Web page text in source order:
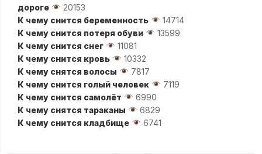
дороге
20153
К чему снится беременность
14714
К чему снится потеря обуви
13599
К чему снится снег
11081
К чему снится кровь
10332
К чему снятся волосы
7817
К чему снится голый человек
7119
К чему снится самолёт
6990
К чему снятся тараканы
6829
К чему снится кладбище
6741